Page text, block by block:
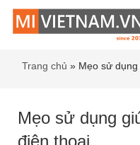
Trang chủ » Mẹo sử dụng
Mẹo sử dụng
điện thoại.